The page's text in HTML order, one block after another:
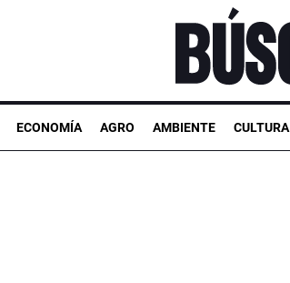
ECONOMÍA AGRO AMBIENTE CULTURA